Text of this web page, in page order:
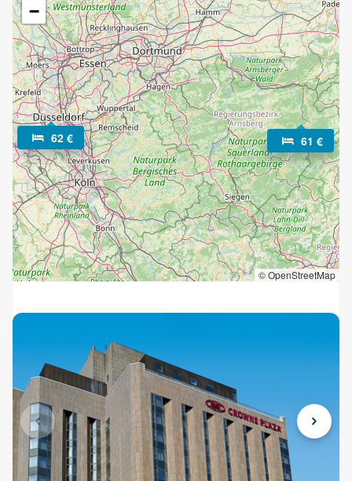
Naast levendige metropolen heeft Noordrijn-Westfalen ook
rustige, idyllische gebieden die zowel actieve
vakantiegangers als natuurliefhebbers zullen bekoren. Vooral
voor fietsers is een vakantie in Noordrijn-Westfalen de
perfecte keuze, want u kunt de deelstaat met meer dan
13.000 kilometer aan fietspaden verkennen. Ideale
accommodaties hiervoor zijn de vele bed&bike-hotels, waar
u comfortabel en voordelig kunt overnachten. Liefhebbers
van de natuur die rust zoeken zullen zich daarentegen vooral
in het Sauerland of het Teutoburgerwoud thuis voelen.
Deze landschappen kenmerken zich door hun ongerepte
schoonheid en uitstekende luchtkwaliteit – hier kunnen
lichaam en geest tot rust komen. De hotels hier bieden een
breed scala aan wellnessfaciliteiten: geniet van een
ontspannende massage, een Finse sauna of een
therapeutisch bad. Profiteer nu van de aantrekkelijkste
aanbiedingen voor uw vakantie in Noordrijn-Westfalen –
61 €
62 €
−
© OpenStreetMap